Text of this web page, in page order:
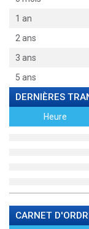
1 an
2 ans
3 ans
5 ans
DERNIÈRES
Heure
CARNET